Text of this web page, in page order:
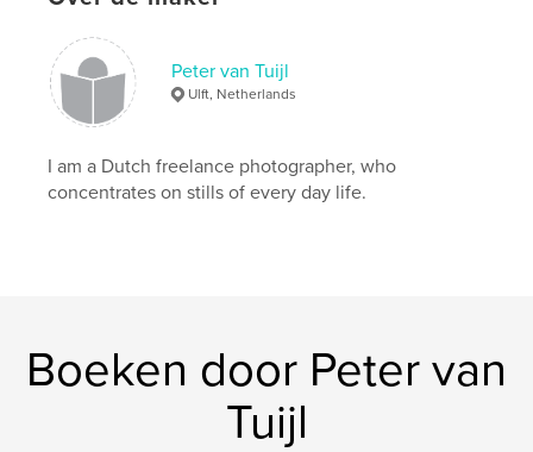
Datum publiceren:
Taal
Dutch
Trefwoorden
art , huntenkunst , kunst , people
Peter van Tuijl
Ulft, Netherlands
I am a Dutch freelance photographer, who
concentrates on stills of every day life.
Boeken door Peter van
Tuijl